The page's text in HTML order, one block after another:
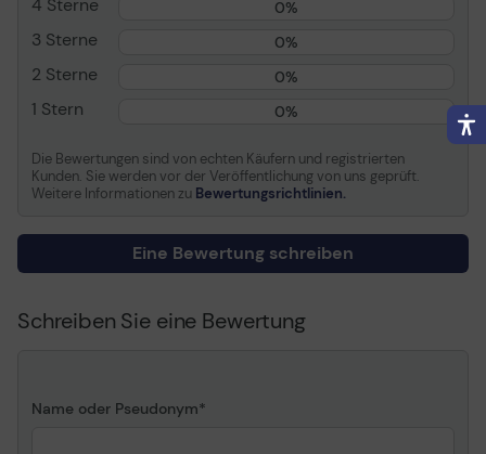
Farbton bunt
4 Sterne 0%
3 Sterne 0%
2 Sterne 0%
1 Stern 0%
Die Bewertungen sind von echten Käufern und registrierten
Kunden. Sie werden vor der Veröffentlichung von uns geprüft.
Weitere Informationen zu Bewertungsrichtlinien.
Eine Bewertung schreiben
Schreiben Sie eine Bewertung
Name oder Pseudonym